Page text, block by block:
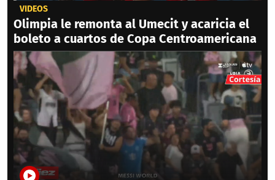
VIDEOS
Olimpia le remonta al Umecit y acaricia el
boleto a cuartos de Copa Centroamericana